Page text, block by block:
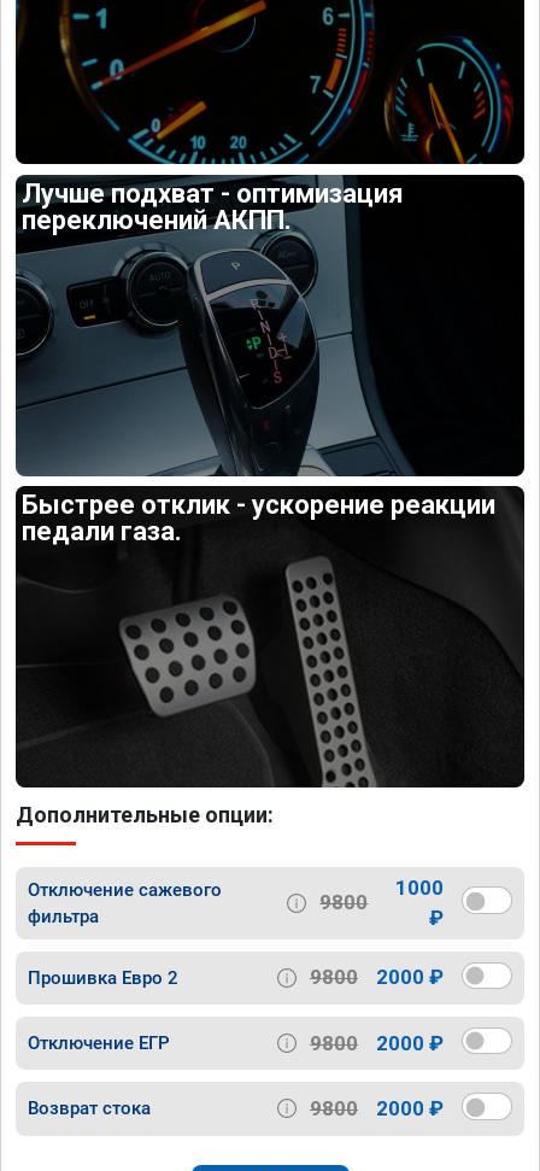
Лучше подхват - оптимизация
переключений АКПП.
Быстрее отклик - ускорение реакции
педали газа.
Дополнительные опции:
Отключение сажевого
фильтра
9800
1000
₽
Прошивка Евро 2 9800 2000 ₽
Отключение ЕГР 9800 2000 ₽
Возврат стока 9800 2000 ₽